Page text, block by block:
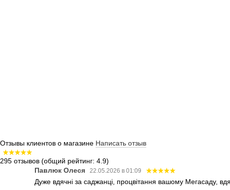
Отзывы клиентов о магазине Написать отзыв
295 отзывов (общий рейтинг: 4.9)
Павлюк Олеся
22.05.2026 в 01:09
Дуже вдячні за саджанці, процвітання вашому Мегасаду,